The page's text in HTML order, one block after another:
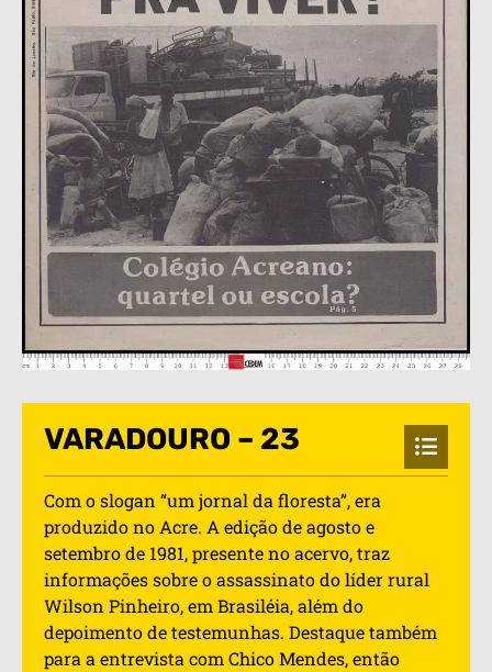
VARADOURO – 23
Com o slogan “um jornal da floresta”, era
produzido no Acre. A edição de agosto e
setembro de 1981, presente no acervo, traz
informações sobre o assassinato do líder rural
Wilson Pinheiro, em Brasiléia, além do
depoimento de testemunhas. Destaque também
para a entrevista com Chico Mendes, então